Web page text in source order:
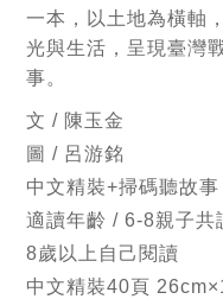
一本，以土地為橫軸
光與生活，呈現臺灣
事。
文 / 陳玉金
圖 / 呂游銘
中文精裝+掃碼聽故事
適讀年齡 / 6-8親子共
8歲以上自己閱讀
中文精裝40頁